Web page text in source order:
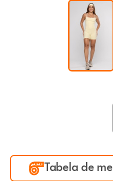
Tabela de